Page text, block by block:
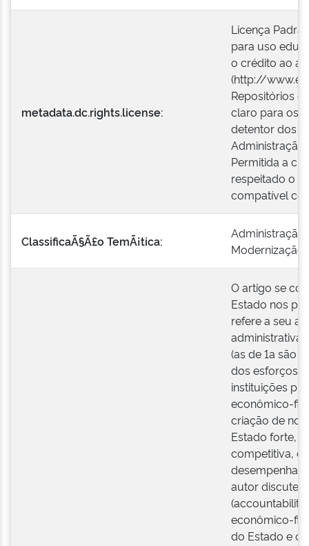
metadata.dc.rights.license:
Licença
para uso
o crédito ao
(http://
Repositórios
claro para os
detentor dos
Administração
Permitida a
respeitado o
compatível
ClassificaÃ§Ã£o TemÃ¡tica:
Administração
O artigo se
Estado nos
refere a seu
(as de 1a são
dos esforços
instituições
econômico-
criação de
Estado forte,
competitiva,
desempenhar
autor discute
econômico-
do Estado e